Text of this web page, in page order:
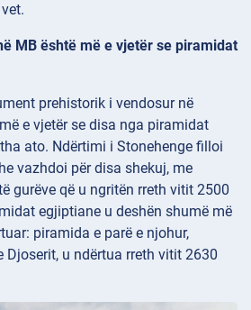
MB është më e vjetër se piramidat
prehistorik i vendosur në
e vjetër se disa nga piramidat
ato. Ndërtimi i Stonehenge filloi
vazhdoi për disa shekuj, me
gurëve që u ngritën rreth vitit 2500
egjiptiane u deshën shumë më
piramida e parë e njohur,
Djoserit, u ndërtua rreth vitit 2630